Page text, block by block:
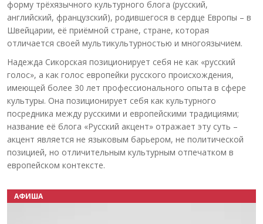
форму трёхязычного культурного блога (русский,
английский, французский), родившегося в сердце Европы – в
Швейцарии, её приёмной стране, стране, которая
отличается своей мультикультурностью и многоязычием.
Надежда Сикорская позиционирует себя не как «русский
голос», а как голос европейки русского происхождения,
имеющей более 30 лет профессионального опыта в сфере
культуры. Она позиционирует себя как культурного
посредника между русскими и европейскими традициями;
название её блога «Русский акцент» отражает эту суть –
акцент является не языковым барьером, не политической
позицией, но отличительным культурным отпечатком в
европейском контексте.
АФИША